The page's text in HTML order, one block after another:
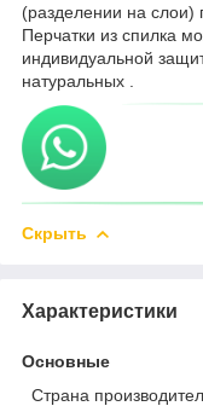
(разделении на слои)
Перчатки из спилка
индивидуальной
натуральных .
Скрыть
Характеристики
Основные
Страна